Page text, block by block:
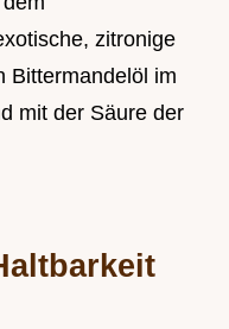
zitronige
Bittermandelöl im
mit der Säure der